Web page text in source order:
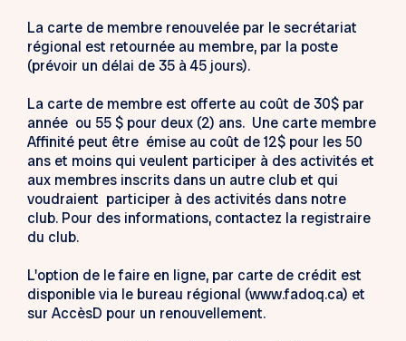
La carte de membre renouvelée par le secrétariat
régional est retournée au membre, par la poste
(prévoir un délai de 35 à 45 jours).
La carte de membre est offerte au coût de 30$ par
année ou 55 $ pour deux (2) ans. Une carte membre
Affinité peut être émise au coût de 12$ pour les 50
ans et moins qui veulent participer à des activités et
aux membres inscrits dans un autre club et qui
voudraient participer à des activités dans notre
club. Pour des informations, contactez la registraire
du club.
L'option de le faire en ligne, par carte de crédit est
disponible via le bureau régional (www.fadoq.ca) et
sur AccèsD pour un renouvellement.